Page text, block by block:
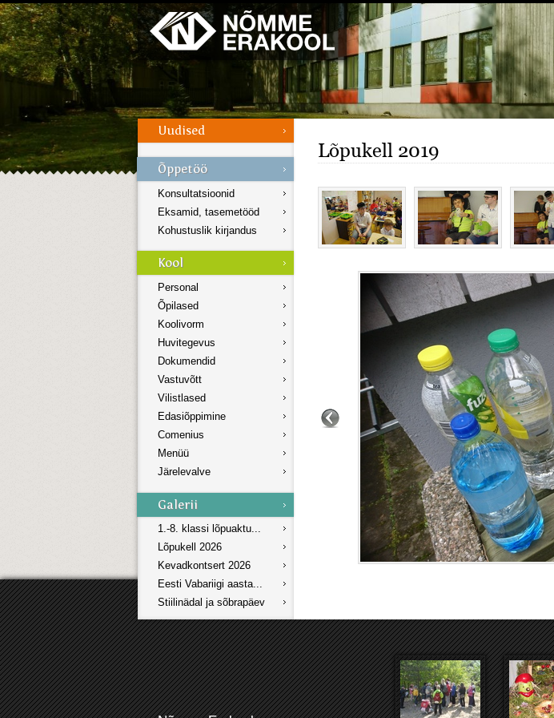
Menüü
Galerii
Konsultatsioonid
Eksamid, tasemetööd
Kohustuslik kirjandus
Personal
Õpilased
Koolivorm
Huvitegevus
Dokumendid
Vastuvõtt
Vilistlased
Edasiõppimine
Comenius
Menüü
Järelevalve
1.-8. klassi lõpuaktu...
Lõpukell 2026
Kevadkontsert 2026
Eesti Vabariigi aasta...
Stiilinädal ja sõbrapäev
Lõpukell 2019